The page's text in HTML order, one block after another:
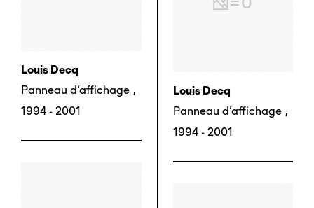
Louis Decq
Panneau d'affichage ,
1994 - 2001
Louis Decq
Panneau d'affichage ,
1994 - 2001